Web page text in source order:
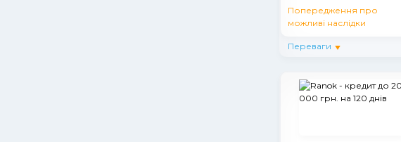
Попередження про
можливі наслідки
Переваги